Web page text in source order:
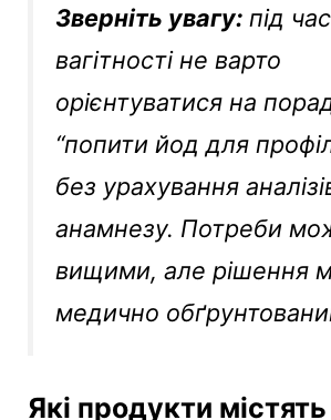
Зверніть увагу: під час
вагітності не варто
орієнтуватися на
“попити йод для
без урахування
анамнезу. Потреби
вищими, але рішення
медично
Які продукти